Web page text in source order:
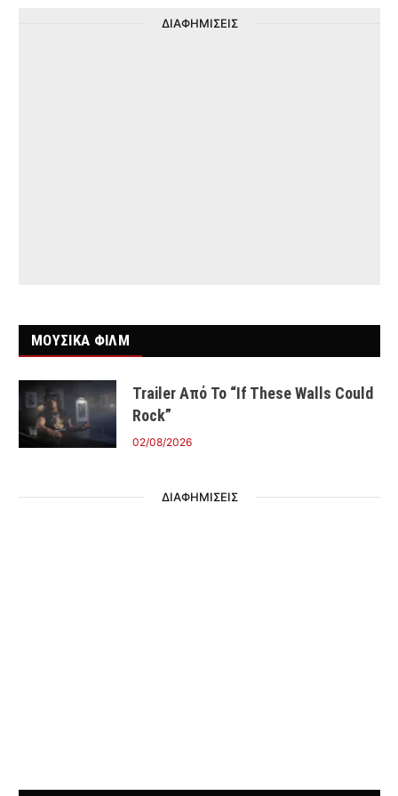
ΔΙΑΦΗΜΙΣΕΙΣ
ΜΟΥΣΙΚΑ ΦΙΛΜ
Trailer Από Το “If These Walls Could
Rock”
02/08/2026
ΔΙΑΦΗΜΙΣΕΙΣ